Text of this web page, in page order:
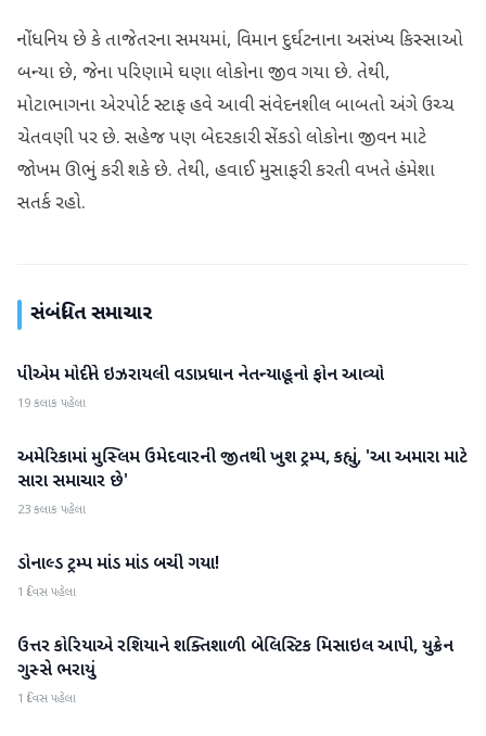
નોંધનિય છે કે તાજેતરના સમયમાં, વિમાન દુર્ઘટનાના અસંખ્ય કિસ્સાઓ
બન્યા છે, જેના પરિણામે ઘણા લોકોના જીવ ગયા છે. તેથી,
મોટાભાગના એરપોર્ટ સ્ટાફ હવે આવી સંવેદનશીલ બાબતો અંગે ઉચ્ચ
ચેતવણી પર છે. સહેજ પણ બેદરકારી સેંકડો લોકોના જીવન માટે
જોખમ ઊભું કરી શકે છે. તેથી, હવાઈ મુસાફરી કરતી વખતે હંમેશા
સતર્ક રહો.
સંબંધિત સમાચાર
આંતરરાષ્ટ્રીય
પીએમ મોદીને ઇઝરાયલી વડાપ્રધાન નેતન્યાહૂનો ફોન આવ્યો
19 કલાક પહેલા
આંતરરાષ્ટ્રીય
અમેરિકામાં મુસ્લિમ ઉમેદવારની જીતથી ખુશ ટ્રમ્પ, કહ્યું, 'આ અમારા માટે
સારા સમાચાર છે'
23 કલાક પહેલા
આંતરરાષ્ટ્રીય
ડોનાલ્ડ ટ્રમ્પ માંડ માંડ બચી ગયા!
1 દિવસ પહેલા
આંતરરાષ્ટ્રીય
ઉત્તર કોરિયાએ રશિયાને શક્તિશાળી બેલિસ્ટિક મિસાઇલ આપી, યુક્રેન
ગુસ્સે ભરાયું
1 દિવસ પહેલા